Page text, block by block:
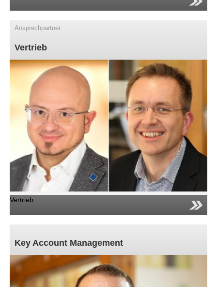
Ansprechpartner
Vertrieb
Vertrieb
Key Account Management